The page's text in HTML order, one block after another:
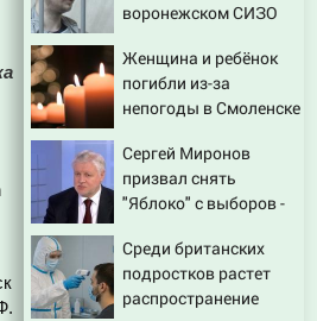
воронежском СИЗО
ужесточить - Новости
на Вести.ru
Женщина и ребёнок
погибли из-за
непогоды в Смоленске
Сергей Миронов
призвал снять
"Яблоко" с выборов -
Среди британских
подростков растет
распространение